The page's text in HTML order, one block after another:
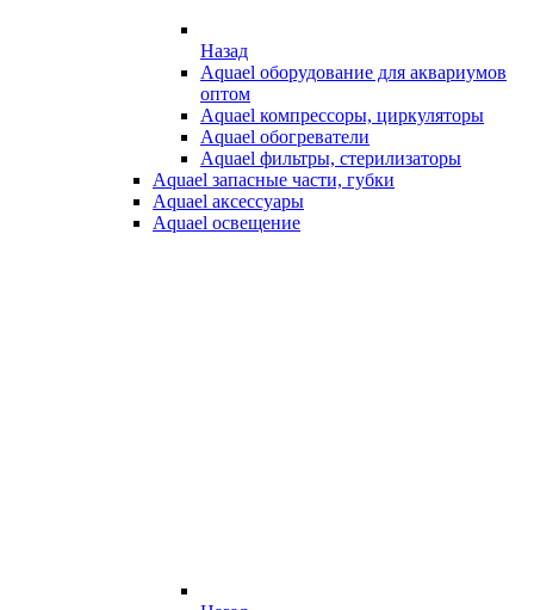
Назад
Aquael оборудование для аквариумов
оптом
Aquael компрессоры, циркуляторы
Aquael обогреватели
Aquael фильтры, стерилизаторы
Aquael запасные части, губки
Aquael аксессуары
Aquael освещение